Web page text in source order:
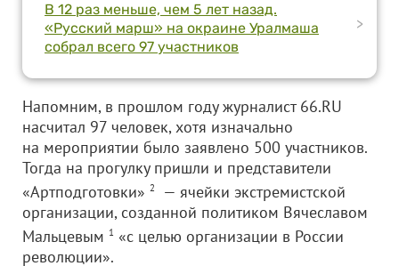
В 12 раз меньше, чем 5 лет назад.
«Русский марш» на окраине Уралмаша
собрал всего 97 участников
>
Напомним, в прошлом году журналист 66.RU
насчитал 97 человек, хотя изначально
на мероприятии было заявлено 500 участников.
Тогда на прогулку пришли и представители
«Артподготовки» 2
— ячейки экстремистской
организации, созданной политиком Вячеславом
Мальцевым 1 «с целью организации в России
революции».